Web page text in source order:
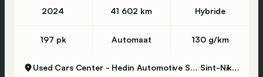
2024 41 602 km Hybride
197 pk Automaat 130 g/km
Used Cars Center - Hedin Automotive Sint-Niklaas Sint-Niklaas